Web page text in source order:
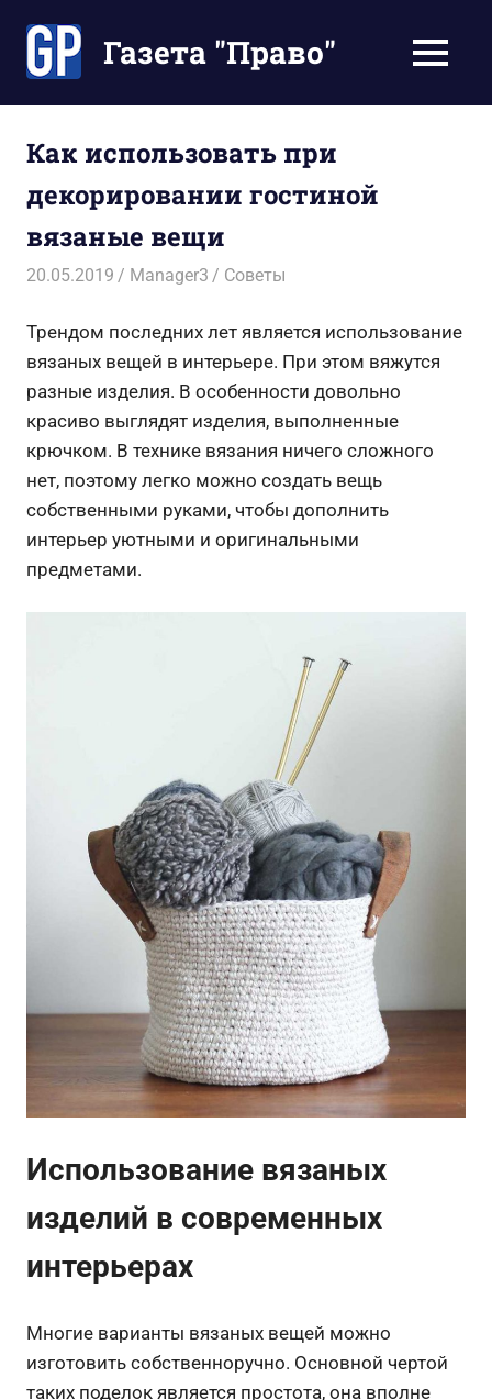
содержимомуГазета "Право"
экономят
Ваше
время
МЕНЮ
Как использовать при
декорировании гостиной
вязаные вещи
20.05.2019 Manager3 Советы
Трендом последних лет является использование
вязаных вещей в интерьере. При этом вяжутся
разные изделия. В особенности довольно
красиво выглядят изделия, выполненные
крючком. В технике вязания ничего сложного
нет, поэтому легко можно создать вещь
собственными руками, чтобы дополнить
интерьер уютными и оригинальными
предметами.
Использование вязаных
изделий в современных
интерьерах
Многие варианты вязаных вещей можно
изготовить собственноручно. Основной чертой
таких поделок является простота, она вполне